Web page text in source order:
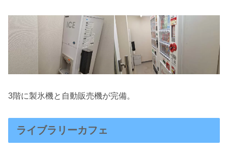
3階に製氷機と自動販売機が完備。
ライブラリーカフェ